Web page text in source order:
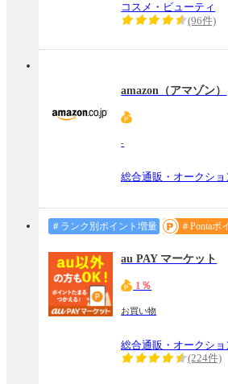
コスメ・ビューティ
(96件)
amazon（アマゾン）
-
総合通販・オークショ
＃ランク別ポイント増量 ＃Pontaポ
au PAY マーケット
1％
お買い物
総合通販・オークショ
(224件)